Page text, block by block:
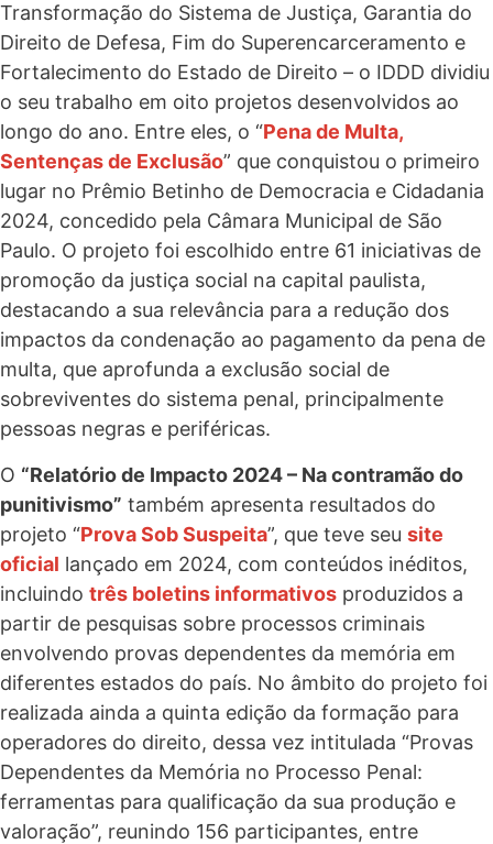
Transformação do Sistema de Justiça, Garantia do
Direito de Defesa, Fim do Superencarceramento e
Fortalecimento do Estado de Direito – o IDDD dividiu
o seu trabalho em oito projetos desenvolvidos ao
longo do ano. Entre eles, o “Pena de Multa,
Sentenças de Exclusão” que conquistou o primeiro
lugar no Prêmio Betinho de Democracia e Cidadania
2024, concedido pela Câmara Municipal de São
Paulo. O projeto foi escolhido entre 61 iniciativas de
promoção da justiça social na capital paulista,
destacando a sua relevância para a redução dos
impactos da condenação ao pagamento da pena de
multa, que aprofunda a exclusão social de
sobreviventes do sistema penal, principalmente
pessoas negras e periféricas.
O “Relatório de Impacto 2024 – Na contramão do
punitivismo” também apresenta resultados do
projeto “Prova Sob Suspeita”, que teve seu site
oficial lançado em 2024, com conteúdos inéditos,
incluindo três boletins informativos produzidos a
partir de pesquisas sobre processos criminais
envolvendo provas dependentes da memória em
diferentes estados do país. No âmbito do projeto foi
realizada ainda a quinta edição da formação para
operadores do direito, dessa vez intitulada “Provas
Dependentes da Memória no Processo Penal:
ferramentas para qualificação da sua produção e
valoração”, reunindo 156 participantes, entre